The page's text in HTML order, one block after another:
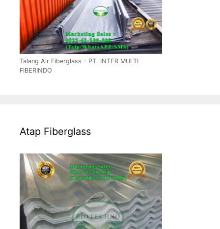
Talang Air Fiberglass - PT. INTER MULTI
FIBERINDO
Atap Fiberglass